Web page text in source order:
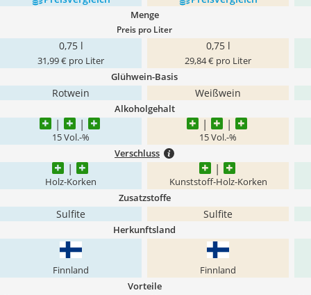
Menge
Preis pro Liter
0,75 l
31,99 € pro Liter
0,75 l
29,84 € pro Liter
Glühwein-Basis
Rotwein Weißwein
Alkoholgehalt
15 Vol.-% 15 Vol.-%
Verschluss
Holz-Korken Kunststoff-Holz-Korken
Zusatzstoffe
Sulfite Sulfite
Herkunftsland
Finnland Finnland
Vorteile